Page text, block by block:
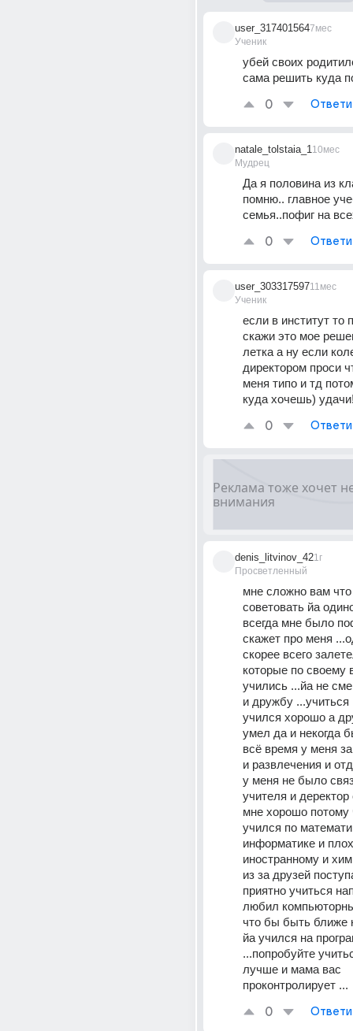
user_317401564
Ученик
7мес
убей своих
сама решить куда
0
natale_tolstaia_1
Мудрец
10мес
Да я половина из
помню.. главное
семья..пофиг на
0
user_303317597
Ученик
11мес
если в институт то
скажи это мое
летка а ну если
директором проси
меня типо и тд
куда хочешь)
0
denis_litvinov_42
Просветленный
1г
мне сложно вам что
советовать йа
всегда мне было
скажет про меня
скорее всего
которые по своему
учились ...йа не
и дружбу
учился хорошо а
умел да и некогда
всё время у меня
и развлечения и
у меня не было
учителя и деректор
мне хорошо потому
учился по
информатике и
иностранному и
из за друзей
приятно учиться
любил
что бы быть ближе
йа учился на
...попробуйте
лучше и мама вас
проконтролирует ...
0